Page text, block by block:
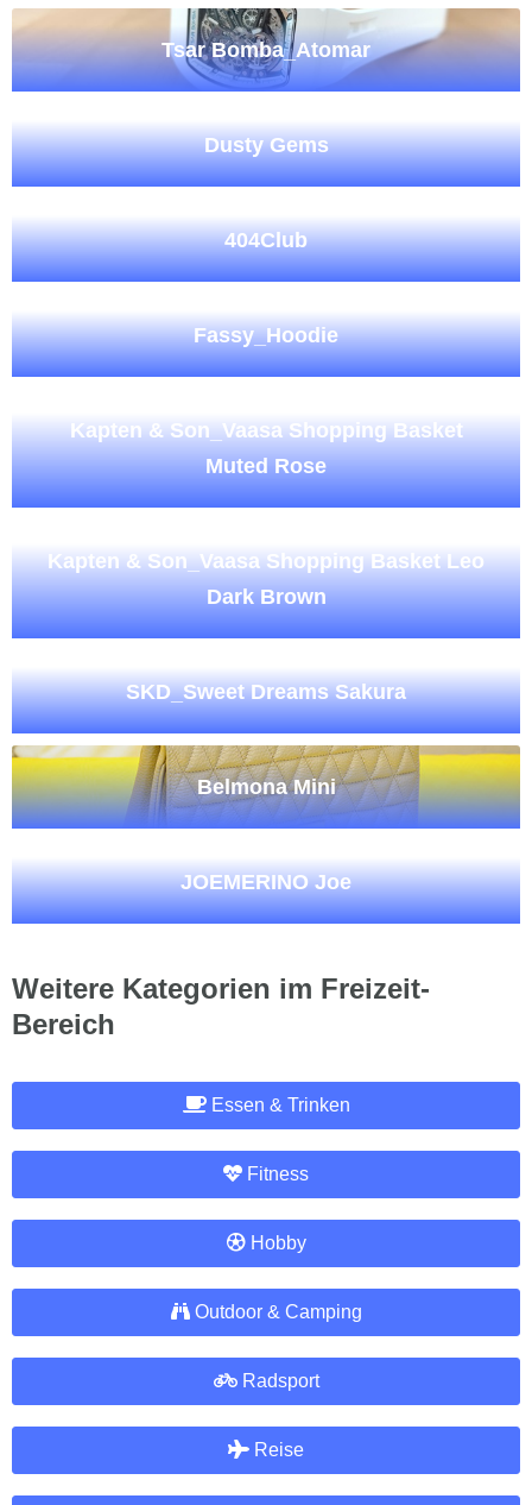
Tsar Bomba_Atomar
Dusty Gems
404Club
Fassy_Hoodie
Kapten & Son_Vaasa Shopping Basket
Muted Rose
Kapten & Son_Vaasa Shopping Basket Leo
Dark Brown
SKD_Sweet Dreams Sakura
Belmona Mini
JOEMERINO Joe
Weitere Kategorien im Freizeit-
Bereich
Essen & Trinken
Fitness
Hobby
Outdoor & Camping
Radsport
Reise